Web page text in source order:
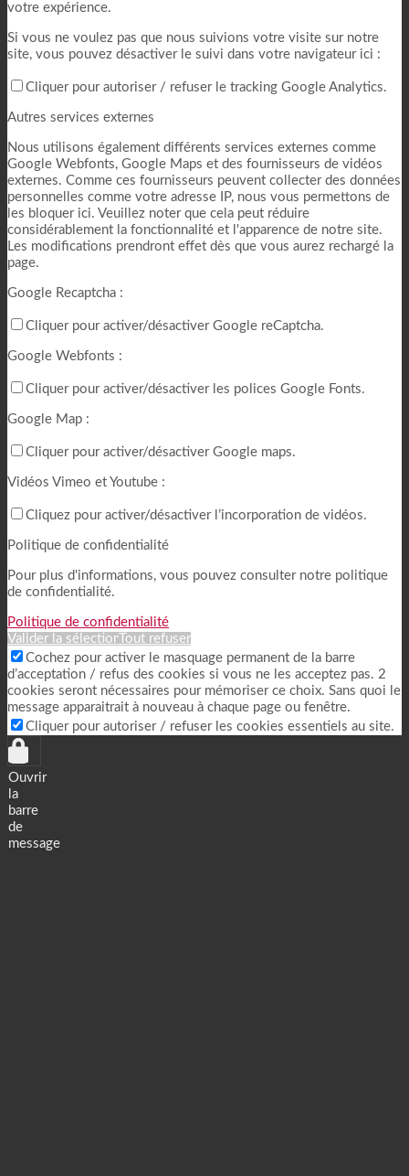
votre expérience.
Si vous ne voulez pas que nous suivions votre visite sur notre
site, vous pouvez désactiver le suivi dans votre navigateur ici :
Cliquer pour autoriser / refuser le tracking Google Analytics.
Autres services externes
Nous utilisons également différents services externes comme
Google Webfonts, Google Maps et des fournisseurs de vidéos
externes. Comme ces fournisseurs peuvent collecter des données
personnelles comme votre adresse IP, nous vous permettons de
les bloquer ici. Veuillez noter que cela peut réduire
considérablement la fonctionnalité et l'apparence de notre site.
Les modifications prendront effet dès que vous aurez rechargé la
page.
Google Recaptcha :
Cliquer pour activer/désactiver Google reCaptcha.
Google Webfonts :
Cliquer pour activer/désactiver les polices Google Fonts.
Google Map :
Cliquer pour activer/désactiver Google maps.
Vidéos Vimeo et Youtube :
Cliquez pour activer/désactiver l’incorporation de vidéos.
Politique de confidentialité
Pour plus d'informations, vous pouvez consulter notre politique
de confidentialité.
Politique de confidentialité
Valider la sélection Tout refuser
Cochez pour activer le masquage permanent de la barre
d’acceptation / refus des cookies si vous ne les acceptez pas. 2
cookies seront nécessaires pour mémoriser ce choix. Sans quoi le
message apparaitrait à nouveau à chaque page ou fenêtre.
Cliquer pour autoriser / refuser les cookies essentiels au site.
Ouvrir
la
barre
de
message